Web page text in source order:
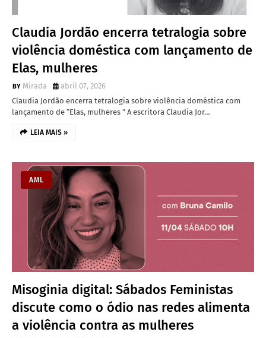
Claudia Jordão encerra tetralogia sobre
violência doméstica com lançamento de
Elas, mulheres
Mirada
abril 07, 2026
Claudia Jordão encerra tetralogia sobre violência doméstica com
lançamento de “Elas, mulheres ” A escritora Claudia Jor…
LEIA MAIS »
AML
Misoginia digital: Sábados Feministas
discute como o ódio nas redes alimenta
a violência contra as mulheres